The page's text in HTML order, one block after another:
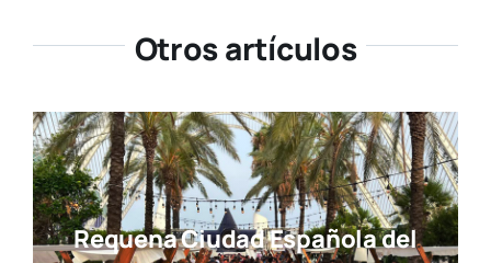
Otros artículos
Requena Ciudad Española del